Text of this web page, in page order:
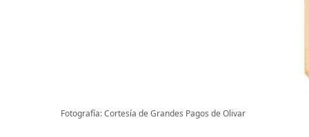
Fotografía: Cortesía de Grandes Pagos de Olivar